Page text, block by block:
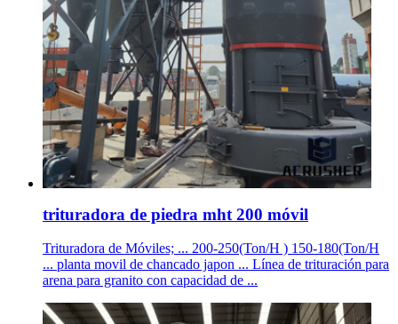
trituradora de piedra mht 200 móvil
Trituradora de Móviles; ... 200-250(Ton/H ) 150-180(Ton/H
... planta movil de chancado japon ... Línea de trituración para
arena para granito con capacidad de ...